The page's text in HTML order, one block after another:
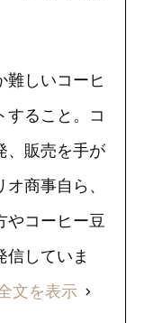
難しいコーヒ
すること。コ
、販売を手が
商事自ら、
やコーヒー豆
信していま
文を表示